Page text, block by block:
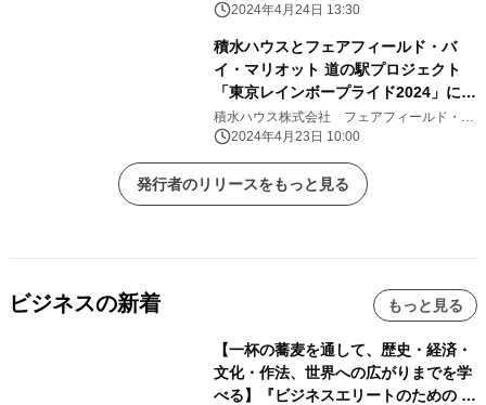
2024年4月24日 13:30
積水ハウスとフェアフィールド・バ
イ・マリオット 道の駅プロジェクト
「東京レインボープライド2024」に共
同で出展
積水ハウス株式会社 フェアフィールド・バ
イ・マリオット 道の駅プロジェクト
2024年4月23日 10:00
発行者のリリースをもっと見る
ビジネスの新着 もっと見る
【一杯の蕎麦を通して、歴史・経済・
文化・作法、世界への広がりまでを学
べる】『ビジネスエリートのための 教